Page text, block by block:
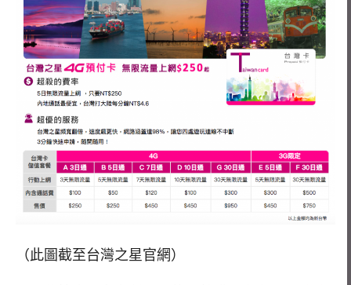
（此圖截至台灣之星官網）